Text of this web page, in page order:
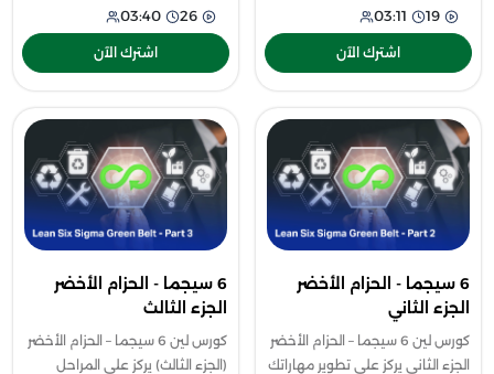
19
03:11
اشترك الآن
26
03:40
اشترك الآن
6 سيجما - الحزام الأخضر
الجزء الثاني
كورس لين 6 سيجما – الحزام الأخضر
الجزء الثاني يركز على تطوير مهاراتك
6 سيجما - الحزام الأخضر
الجزء الثالث
كورس لين 6 سيجما – الحزام الأخضر
(الجزء الثالث) يركز على المراحل